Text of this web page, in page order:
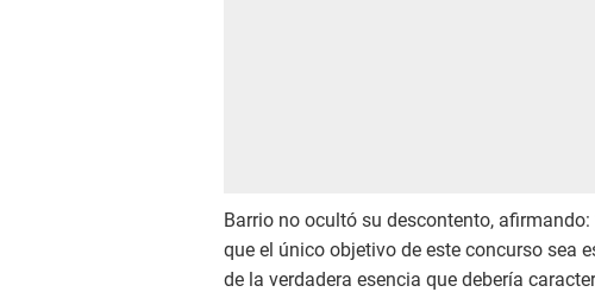
Barrio no ocultó su descontento,
que el único objetivo de este concurso sea
de la verdadera esencia que debería